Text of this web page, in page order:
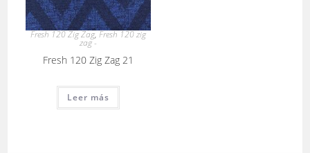
Fresh 120 Zig Zag,Fresh 120 zig
zag -
Fresh 120 Zig Zag 21
Leer más